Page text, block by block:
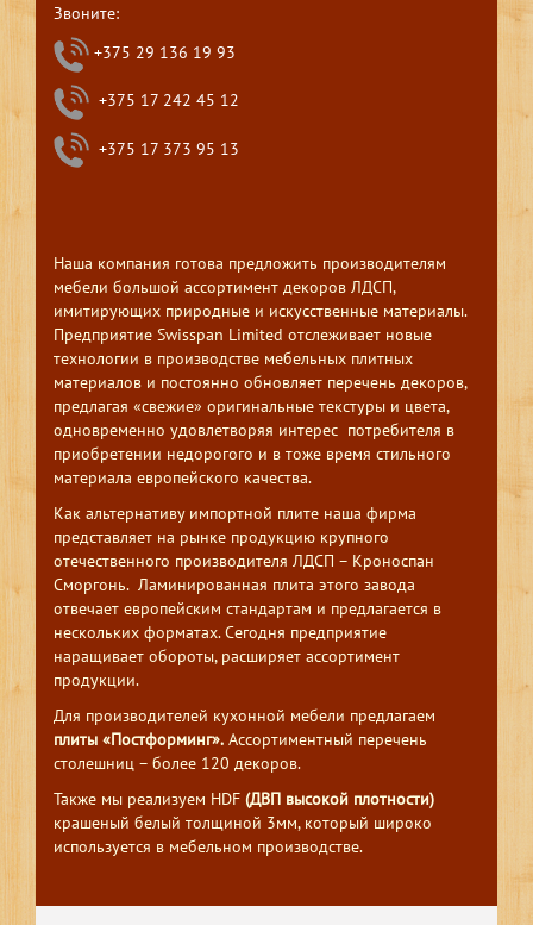
Звоните:
+375 29 136 19 93
+375 17 242 45 12
+375 17 373 95 13
Наша компания готова предложить производителям
мебели большой ассортимент декоров ЛДСП,
имитирующих природные и искусственные материалы.
Предприятие Swisspan Limited отслеживает новые
технологии в производстве мебельных плитных
материалов и постоянно обновляет перечень декоров,
предлагая «свежие» оригинальные текстуры и цвета,
одновременно удовлетворяя интерес потребителя в
приобретении недорогого и в тоже время стильного
материала европейского качества.
Как альтернативу импортной плите наша фирма
представляет на рынке продукцию крупного
отечественного производителя ЛДСП – Кроноспан
Сморгонь. Ламинированная плита этого завода
отвечает европейским стандартам и предлагается в
нескольких форматах. Сегодня предприятие
наращивает обороты, расширяет ассортимент
продукции.
Для производителей кухонной мебели предлагаем
плиты «Постформинг». Ассортиментный перечень
столешниц – более 120 декоров.
Также мы реализуем HDF (ДВП высокой плотности)
крашеный белый толщиной 3мм, который широко
используется в мебельном производстве.